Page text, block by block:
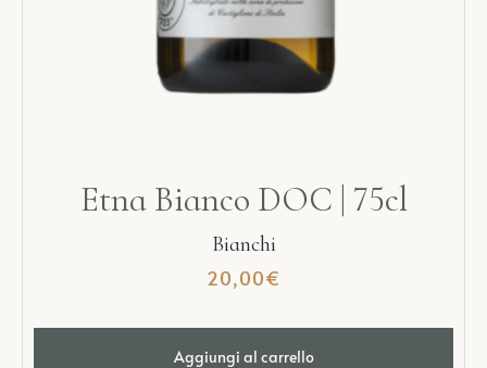
Etna Bianco DOC | 75cl
Bianchi
20,00€
Aggiungi al carrello